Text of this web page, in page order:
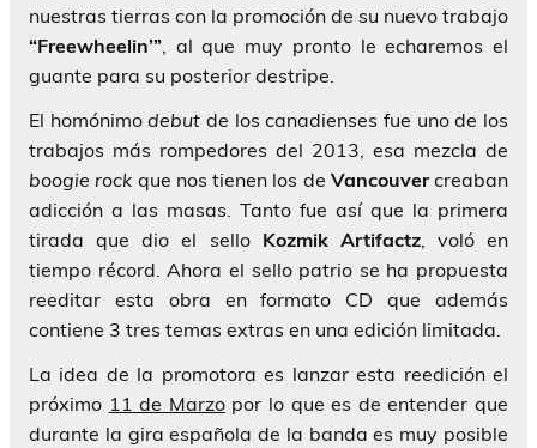
nuestras tierras con la promoción de su nuevo trabajo
“Freewheelin’”, al que muy pronto le echaremos el
guante para su posterior destripe.
El homónimodebut de los canadienses fue uno de los
trabajos más rompedores del 2013, esa mezcla de
boogie rock que nos tienen los de Vancouvercreaban
adicción a las masas. Tanto fue así que la primera
tirada que dio el sello Kozmik Artifactz, voló en
tiempo récord. Ahora el sello patrio se ha propuesta
reeditar esta obra en formato CD que además
contiene 3 tres temas extras en una edición limitada.
La idea de la promotora es lanzar esta reedición el
próximo 11 de Marzopor lo que es de entender que
durante la gira española de la banda es muy posible